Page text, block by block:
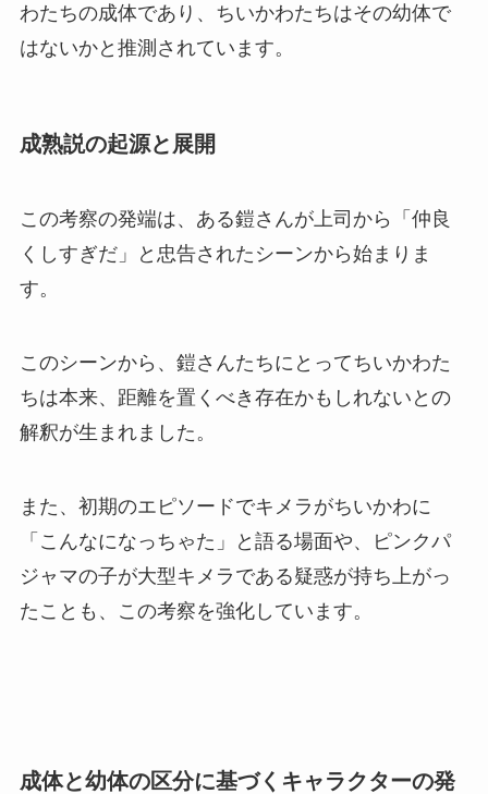
わたちの成体であり、ちいかわたちはその幼体で
はないかと推測されています。
成熟説の起源と展開
この考察の発端は、ある鎧さんが上司から「仲良
くしすぎだ」と忠告されたシーンから始まりま
す。
このシーンから、鎧さんたちにとってちいかわた
ちは本来、距離を置くべき存在かもしれないとの
解釈が生まれました。
また、初期のエピソードでキメラがちいかわに
「こんなになっちゃた」と語る場面や、ピンクパ
ジャマの子が大型キメラである疑惑が持ち上がっ
たことも、この考察を強化しています。
成体と幼体の区分に基づくキャラクターの発